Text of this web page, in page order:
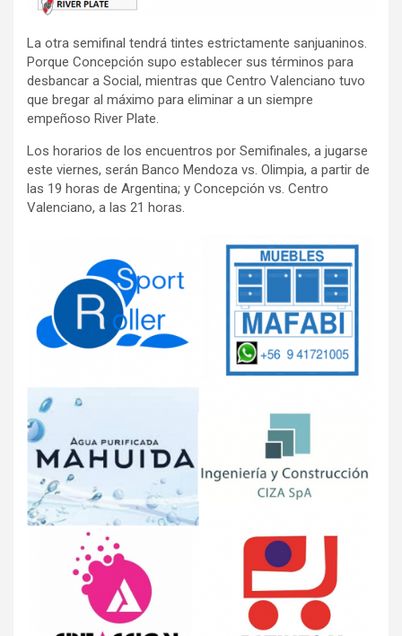
La otra semifinal tendrá tintes estrictamente sanjuaninos.
Porque Concepción supo establecer sus términos para
desbancar a Social, mientras que Centro Valenciano tuvo
que bregar al máximo para eliminar a un siempre
empeñoso River Plate.
Los horarios de los encuentros por Semifinales, a jugarse
este viernes, serán Banco Mendoza vs. Olimpia, a partir de
las 19 horas de Argentina; y Concepción vs. Centro
Valenciano, a las 21 horas.